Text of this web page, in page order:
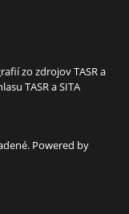
zo zdrojov TASR a
TASR a SITA
Powered by